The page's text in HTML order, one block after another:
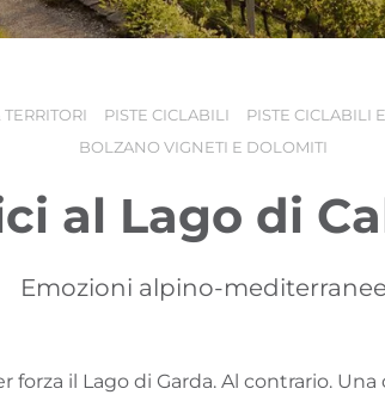
TERRITORI PISTE CICLABILI
PISTE CICLABILI
BOLZANO VIGNETI E DOLOMITI
al Lago di
Emozioni alpino-mediterranee
forza il Lago di Garda. Al contrario. Una